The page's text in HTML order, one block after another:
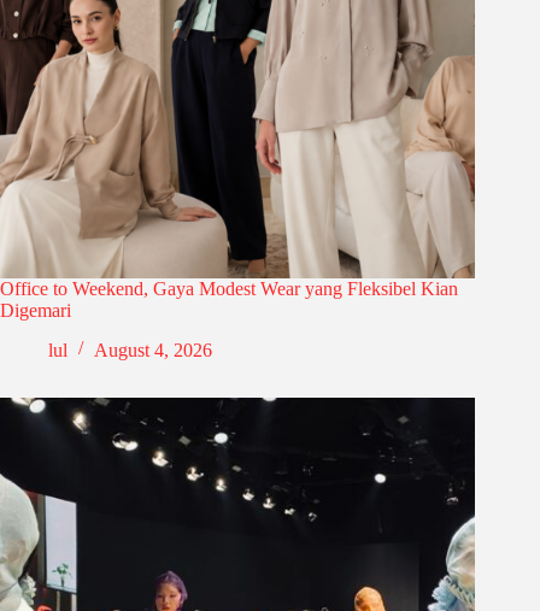
Office to Weekend, Gaya Modest Wear yang Fleksibel Kian
Digemari
lul
August 4, 2026